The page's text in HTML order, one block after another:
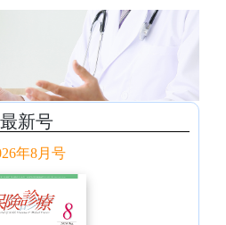
最新号
年8月号